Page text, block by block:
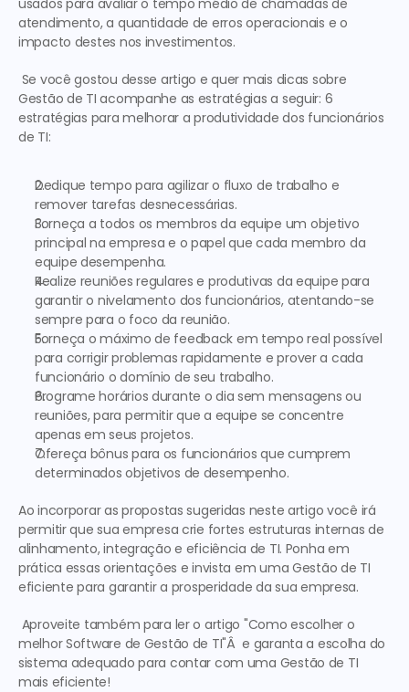
usados para avaliar o tempo médio de chamadas de
atendimento, a quantidade de erros operacionais e o
impacto destes nos investimentos.
Gestão de TI acompanhe as estratégias a seguir: 6
estratégias para melhorar a produtividade dos funcionários
de TI:
Dedique tempo para agilizar o fluxo de trabalho e
remover tarefas desnecessárias.
Forneça a todos os membros da equipe um objetivo
principal na empresa e o papel que cada membro da
equipe desempenha.
Realize reuniões regulares e produtivas da equipe para
garantir o nivelamento dos funcionários, atentando-se
sempre para o foco da reunião.
Forneça o máximo de feedback em tempo real possível
para corrigir problemas rapidamente e prover a cada
funcionário o domínio de seu trabalho.
Programe horários durante o dia sem mensagens ou
reuniões, para permitir que a equipe se concentre
apenas em seus projetos.
Ofereça bônus para os funcionários que cumprem
determinados objetivos de desempenho.
Ao incorporar as propostas sugeridas neste artigo você irá
permitir que sua empresa crie fortes estruturas internas de
alinhamento, integração e eficiência de TI. Ponha em
prática essas orientações e invista em uma Gestão de TI
eficiente para garantir a prosperidade da sua empresa.
melhor Software de Gestão de TI"Â  e garanta a escolha do
sistema adequado para contar com uma Gestão de TI
mais eficiente!